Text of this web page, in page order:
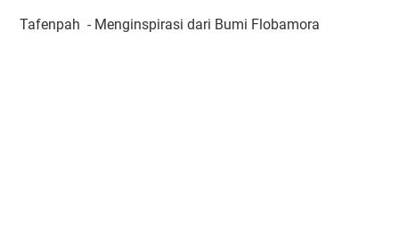
Tafenpah - Menginspirasi dari Bumi Flobamora